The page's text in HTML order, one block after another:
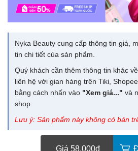
Nyka Beauty cung cấp thông tin giá,
tin chi tiết của sản phẩm.
Quý khách cần thêm thông tin khác
liên hệ với gian hàng trên Tiki,
bằng cách nhấn vào "Xem giá..." và
shop.
Lưu ý: Sản phẩm này không có bán
Giá 58.000đ